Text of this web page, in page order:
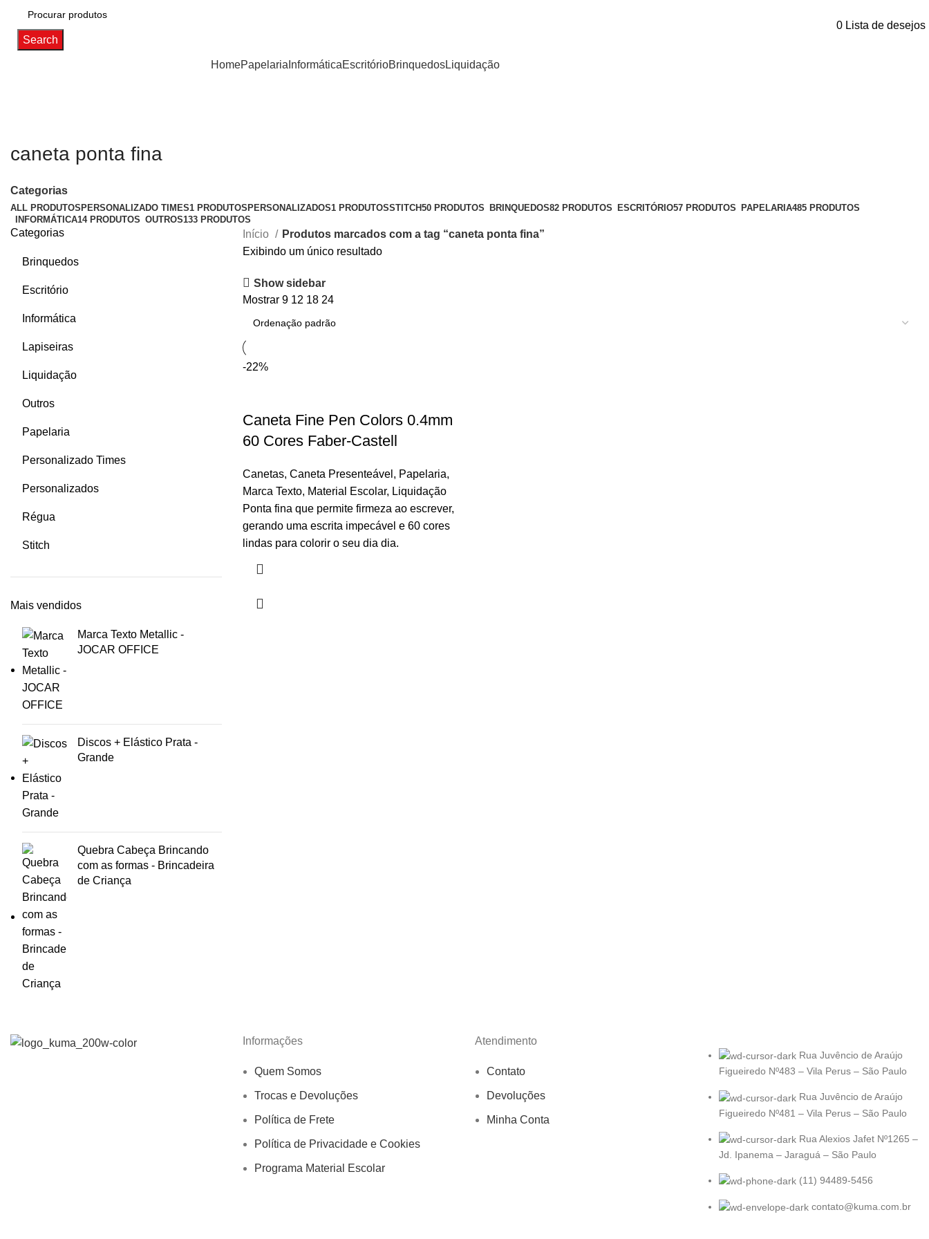
Search
0 Lista de desejos
HomePapelaria InformáticaEscritórioBrinquedosLiquidação
caneta ponta fina
Categorias
ALL PRODUTOS PERSONALIZADO TIMES1 PRODUTOS PERSONALIZADOS1 PRODUTOSSTITCH50 PRODUTOS BRINQUEDOS82 PRODUTOS ESCRITÓRIO57 PRODUTOS PAPELARIA485 PRODUTOS
INFORMÁTICA14 PRODUTOS OUTROS133 PRODUTOS
Categorias
Brinquedos
Escritório
Informática
Lapiseiras
Liquidação
Outros
Papelaria
Personalizado Times
Personalizados
Régua
Stitch
Mais vendidos
Marca Texto Metallic -
JOCAR OFFICE
Discos + Elástico Prata -
Grande
Quebra Cabeça Brincando
com as formas - Brincadeira
de Criança
Início
Produtos marcados com a tag “caneta ponta fina”
Exibindo um único resultado
Show sidebar
Mostrar 9 12 18 24
-22%
Caneta Fine Pen Colors 0.4mm
60 Cores Faber-Castell
Canetas, Caneta Presenteável , Papelaria,
Marca Texto, Material Escolar, Liquidação
Ponta fina que permite firmeza ao escrever,
gerando uma escrita impecável e 60 cores
lindas para colorir o seu dia dia.
Informações
Quem Somos
Trocas e Devoluções
Política de Frete
Política de Privacidade e Cookies
Programa Material Escolar
Atendimento
Contato
Devoluções
Minha Conta
Rua Juvêncio de Araújo
Figueiredo Nº483 – Vila Perus – São Paulo
Rua Juvêncio de Araújo
Figueiredo Nº481 – Vila Perus – São Paulo
Rua Alexios Jafet Nº1265 –
Jd. Ipanema – Jaraguá – São Paulo
(11) 94489-5456
contato@kuma.com.br